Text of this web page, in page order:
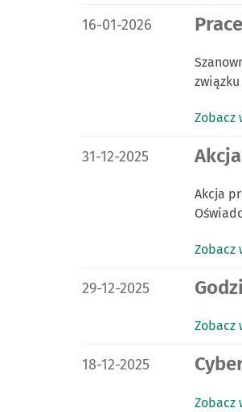
DATA
16-01-2026
Zobacz
DATA
31-12-2025
Akcja
Zobacz
DATA
29-12-2025
Zobacz
DATA
18-12-2025
Zobacz